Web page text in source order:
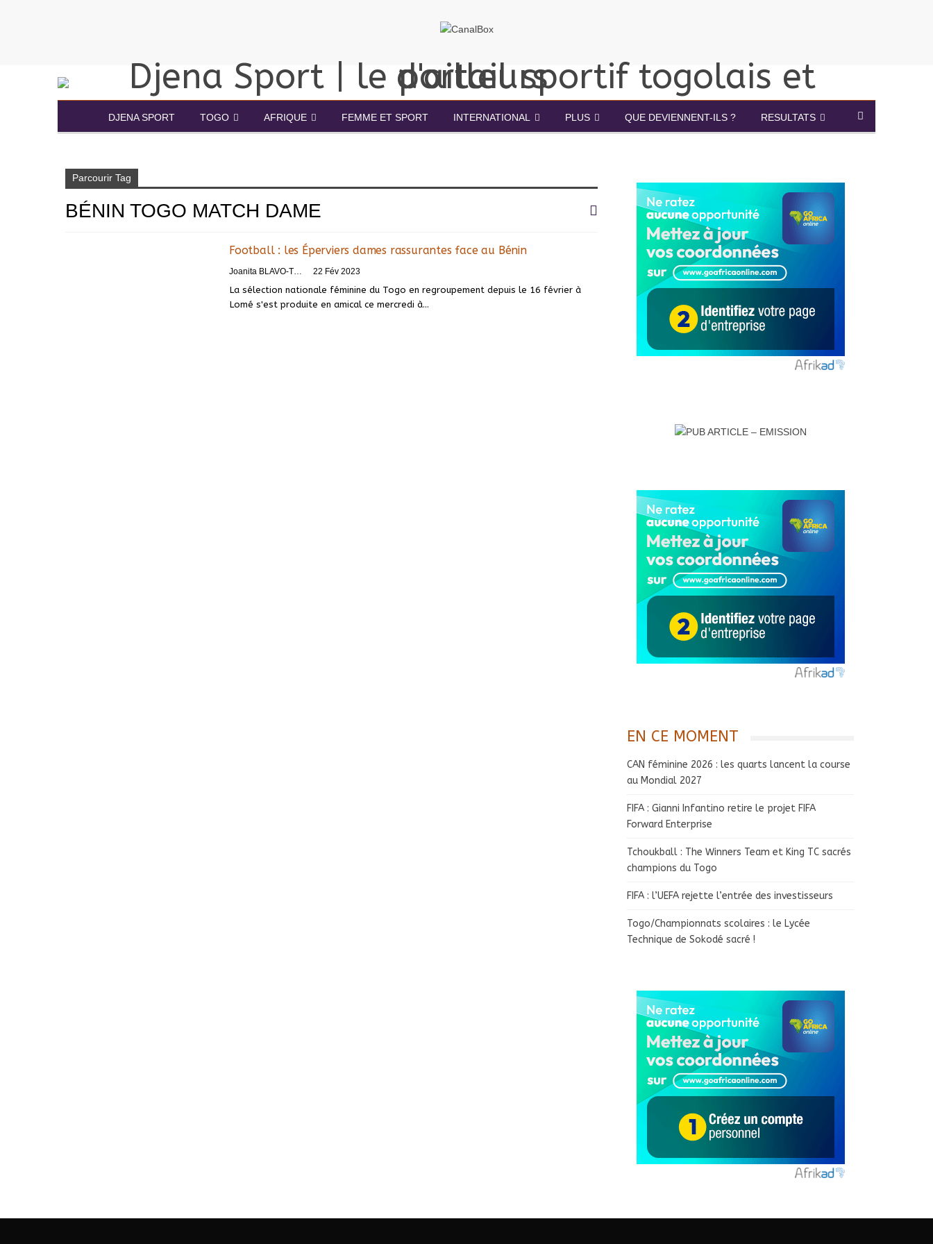
DJENA SPORT TOGO AFRIQUE FEMME ET SPORT INTERNATIONAL PLUS QUE DEVIENNENT-ILS ? RESULTATS
Parcourir Tag
BÉNIN TOGO MATCH DAME
Football : les Éperviers dames rassurantes face au Bénin
Joanita BLAVO-TSRI 22 Fév 2023
La sélection nationale féminine du Togo en regroupement depuis le 16 février à
Lomé s'est produite en amical ce mercredi à…
EN CE MOMENT
CAN féminine 2026 : les quarts lancent la course
au Mondial 2027
FIFA : Gianni Infantino retire le projet FIFA
Forward Enterprise
Tchoukball : The Winners Team et King TC sacrés
champions du Togo
FIFA : l’UEFA rejette l’entrée des investisseurs
Togo/Championnats scolaires : le Lycée
Technique de Sokodé sacré !